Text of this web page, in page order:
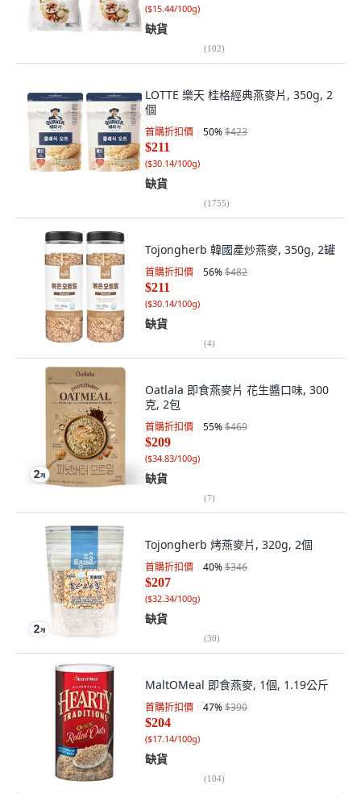
($15.44/100g)
缺貨
(102)
LOTTE 樂天 桂格經典燕麥片, 350g, 2
個
首購折扣價 50%$423
$211
($30.14/100g)
缺貨
(1755)
Tojongherb 韓國產炒燕麥, 350g, 2罐
首購折扣價 56%$482
$211
($30.14/100g)
缺貨
(4)
Oatlala 即食燕麥片 花生醬口味, 300
克, 2包
首購折扣價 55%$469
$209
($34.83/100g)
缺貨
(7)
Tojongherb 烤燕麥片, 320g, 2個
首購折扣價 40%$346
$207
($32.34/100g)
缺貨
(30)
MaltOMeal 即食燕麥, 1個, 1.19公斤
首購折扣價 47%$390
$204
($17.14/100g)
缺貨
(104)